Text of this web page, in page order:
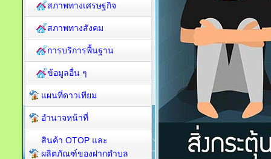
สภาพทางเศรษฐกิจ
สภาพทางสังคม
การบริการพื้นฐาน
ข้อมูลอื่น ๆ
แผนที่ดาวเทียม
อำนาจหน้าที่
สินค้า OTOP และ
ผลิตภัณฑ์ของฝากตำบล